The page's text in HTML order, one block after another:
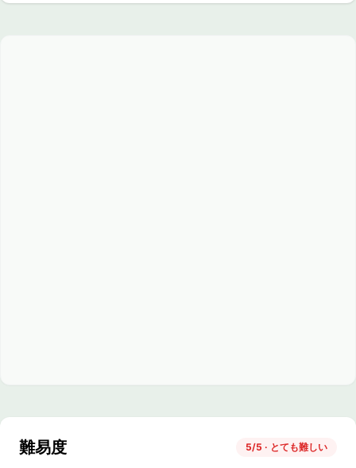
難易度 5/5 · とても難しい